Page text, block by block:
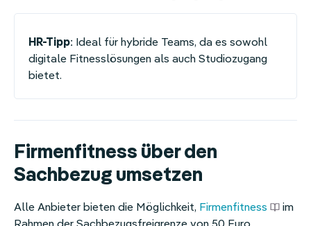
HR-Tipp: Ideal für hybride Teams, da es sowohl
digitale Fitnesslösungen als auch Studiozugang
bietet.
Firmenfitness über den
Sachbezug umsetzen
Alle Anbieter bieten die Möglichkeit, Firmenfitness
im